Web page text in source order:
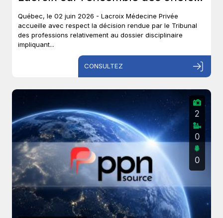
et met un terme à près de six ans
de procédures disciplinaires.
Québec, le 02 juin 2026 - Lacroix Médecine Privée
accueille avec respect la décision rendue par le Tribunal
des professions relativement au dossier disciplinaire
impliquant...
CONSULTEZ
2
0
0